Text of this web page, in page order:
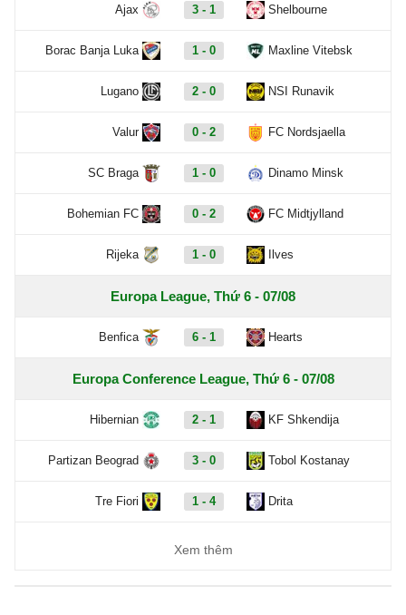
Ajax 3 - 1 Shelbourne
Borac Banja Luka 1 - 0 Maxline Vitebsk
Lugano 2 - 0 NSI Runavik
Valur 0 - 2 FC Nordsjaella
SC Braga 1 - 0 Dinamo Minsk
Bohemian FC 0 - 2 FC Midtjylland
Rijeka 1 - 0 Ilves
Europa League, Thứ 6 - 07/08
Benfica 6 - 1 Hearts
Europa Conference League, Thứ 6 - 07/08
Hibernian 2 - 1 KF Shkendija
Partizan Beograd 3 - 0 Tobol Kostanay
Tre Fiori 1 - 4 Drita
Xem thêm